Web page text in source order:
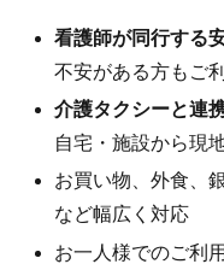
看護師が同行する
不安がある方もご
介護タクシーと連
自宅・施設から現
お買い物、外食、
など幅広く対応
お一人様でのご利